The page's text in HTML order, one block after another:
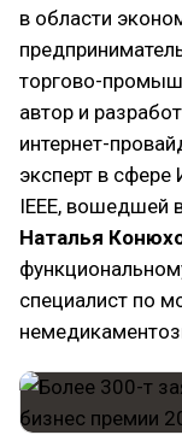
в области
торгово-
автор и
интернет-
эксперт в
IEEE, вошедшей
Наталья
специалист по